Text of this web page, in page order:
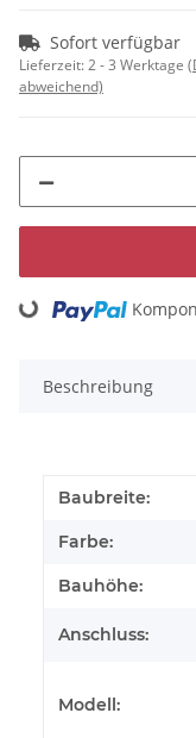
Sofort verfügbar
Lieferzeit:2 - 3 Werktage
abweichend)
Loading...
Beschreibung
Baubreite:
Farbe:
Bauhöhe:
Anschluss:
Modell: